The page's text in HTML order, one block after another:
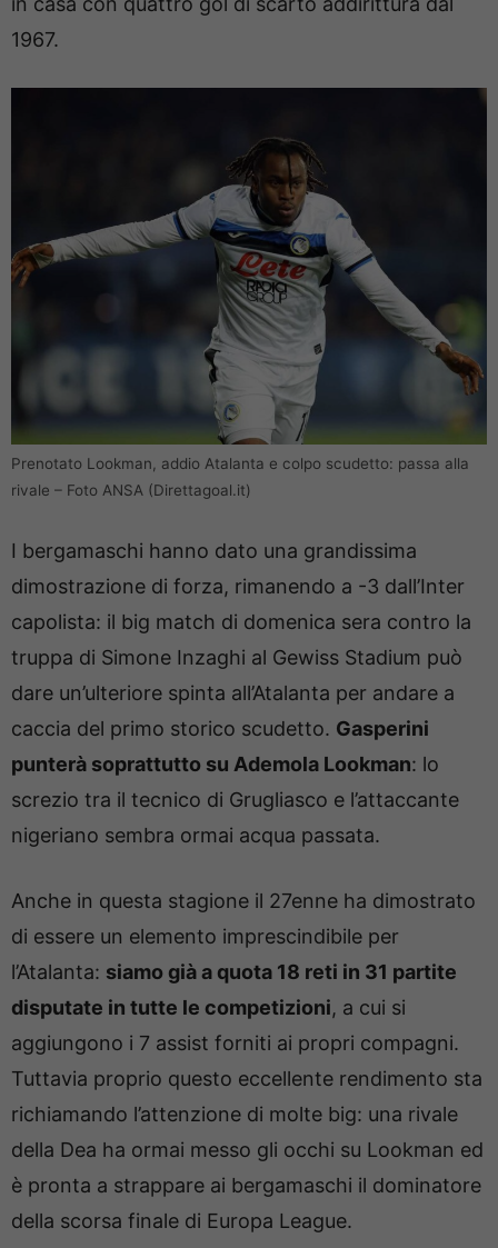
1967.
Prenotato Lookman, addio Atalanta e colpo scudetto: passa alla
rivale – Foto ANSA (Direttagoal.it)
I bergamaschi hanno dato una grandissima
dimostrazione di forza, rimanendo a -3 dall’Inter
capolista: il big match di domenica sera contro la
truppa di Simone Inzaghi al Gewiss Stadium può
dare un’ulteriore spinta all’Atalanta per andare a
caccia del primo storico scudetto. Gasperini
punterà soprattutto su Ademola Lookman: lo
screzio tra il tecnico di Grugliasco e l’attaccante
nigeriano sembra ormai acqua passata.
Anche in questa stagione il 27enne ha dimostrato
di essere un elemento imprescindibile per
l’Atalanta: siamo già a quota 18 reti in 31 partite
disputate in tutte le competizioni, a cui si
aggiungono i 7 assist forniti ai propri compagni.
Tuttavia proprio questo eccellente rendimento sta
richiamando l’attenzione di molte big: una rivale
della Dea ha ormai messo gli occhi su Lookman ed
è pronta a strappare ai bergamaschi il dominatore
della scorsa finale di Europa League.